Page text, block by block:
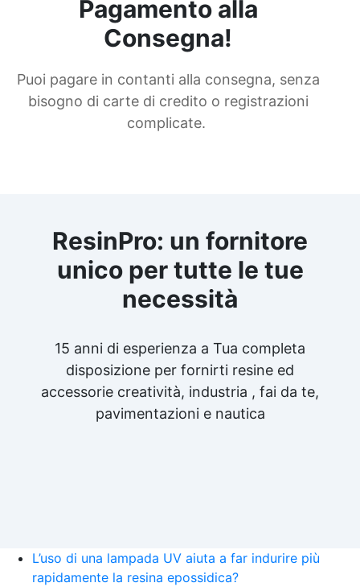
Pagamento alla
Consegna!
Puoi pagare in contanti alla consegna, senza
bisogno di carte di credito o registrazioni
complicate.
ResinPro: un fornitore
unico per tutte le tue
necessità
15 anni di esperienza a Tua completa
disposizione per fornirti resine ed
accessorie creatività, industria , fai da te,
pavimentazioni e nautica
L’uso di una lampada UV aiuta a far indurire più
rapidamente la resina epossidica?